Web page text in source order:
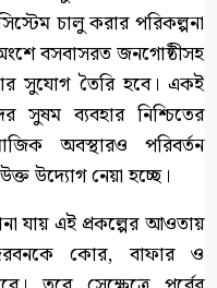
চালু করার পরিকল্পনা
অংশে বসবাসরত জনগোষ্ঠীসহ
সুযোগ তৈরি হবে। একই
সুষম ব্যবহার নিশ্চিতের
অবস্থারও পরিবর্তন
উদ্যোগ নেয়া হচ্ছে।
যায় এই প্রকল্পের আওতায়
কোর, বাফার ও